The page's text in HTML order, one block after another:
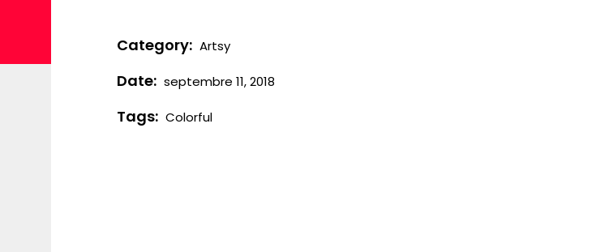
Category: Artsy
Date: septembre 11, 2018
Tags: Colorful